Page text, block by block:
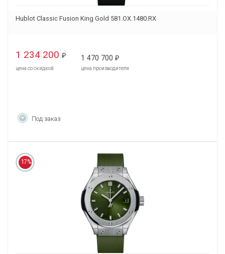
Hublot Classic Fusion King Gold 581.OX.1480.RX
1 234 200 ₽
цена со скидкой
1 470 700 ₽
цена производителя
Под заказ
17%